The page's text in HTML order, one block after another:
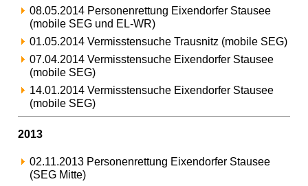
08.05.2014 Personenrettung Eixendorfer Stausee
(mobile SEG und EL-WR)
01.05.2014 Vermisstensuche Trausnitz (mobile SEG)
07.04.2014 Vermisstensuche Eixendorfer Stausee
(mobile SEG)
14.01.2014 Vermisstensuche Eixendorfer Stausee
(mobile SEG)
2013
02.11.2013 Personenrettung Eixendorfer Stausee
(SEG Mitte)